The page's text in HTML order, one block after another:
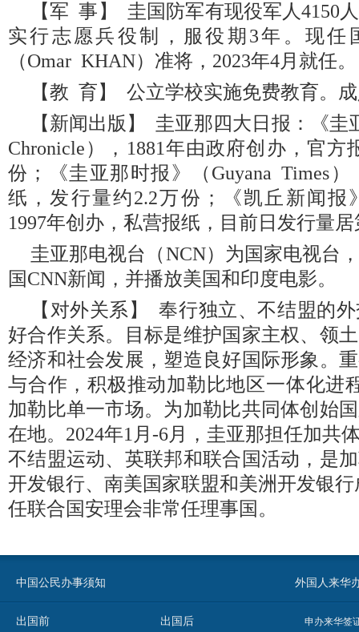
【军 事】 圭国防军有现役军人4150
实行志愿兵役制，服役期3年。现任
（Omar KHAN）准将，2023年4月就任。
【教 育】 公立学校实施免费教育。
【新闻出版】 圭亚那四大日报：《
Chronicle），1881年由政府创办，官方
份；《圭亚那时报》（Guyana Times
纸，发行量约2.2万份；《凯丘新闻报
1997年创办，私营报纸，目前日发行量
圭亚那电视台（NCN）为国家电视台
国CNN新闻，并播放美国和印度电影。
【对外关系】 奉行独立、不结盟的
好合作关系。目标是维护国家主权、领
经济和社会发展，塑造良好国际形象。
与合作，积极推动加勒比地区一体化进
加勒比单一市场。为加勒比共同体创始
在地。2024年1月-6月，圭亚那担任加共
不结盟运动、英联邦和联合国活动，是
开发银行、南美国家联盟和美洲开发银行
任联合国安理会非常任理事国。
中国公民办事须知 外国人来华
出国前 出国后
申办来华签